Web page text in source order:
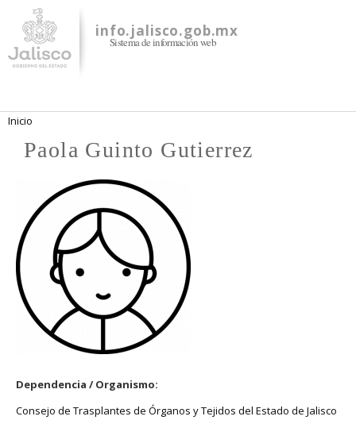
contenido
principal
info.jalisco.gob.mx
Sistema de información web
Se encuentra usted aquí
Inicio
Paola Guinto Gutierrez
Dependencia / Organismo:
Consejo de Trasplantes de Órganos y Tejidos del Estado de Jalisco